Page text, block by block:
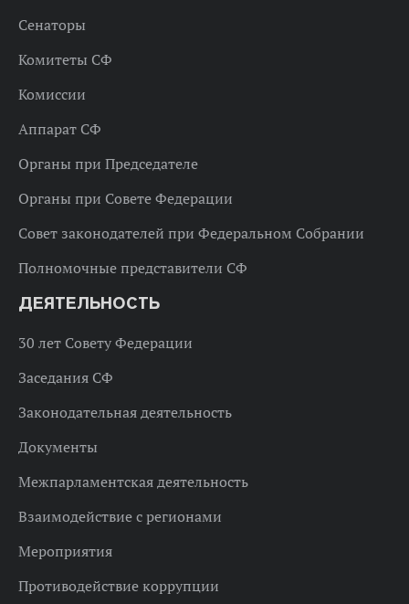
Сенаторы
Комитеты СФ
Комиссии
Аппарат СФ
Органы при Председателе
Органы при Совете Федерации
Совет законодателей при Федеральном Собрании
Полномочные представители СФ
ДЕЯТЕЛЬНОСТЬ
30 лет Совету Федерации
Заседания СФ
Законодательная деятельность
Документы
Межпарламентская деятельность
Взаимодействие с регионами
Мероприятия
Противодействие коррупции